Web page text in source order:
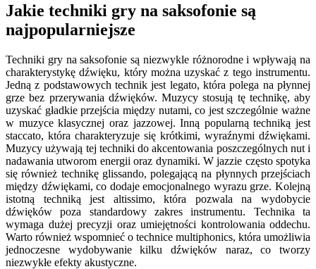
Jakie techniki gry na saksofonie są
najpopularniejsze
Techniki gry na saksofonie są niezwykle różnorodne i wpływają na
charakterystykę dźwięku, który można uzyskać z tego instrumentu.
Jedną z podstawowych technik jest legato, która polega na płynnej
grze bez przerywania dźwięków. Muzycy stosują tę technikę, aby
uzyskać gładkie przejścia między nutami, co jest szczególnie ważne
w muzyce klasycznej oraz jazzowej. Inną popularną techniką jest
staccato, która charakteryzuje się krótkimi, wyraźnymi dźwiękami.
Muzycy używają tej techniki do akcentowania poszczególnych nut i
nadawania utworom energii oraz dynamiki. W jazzie często spotyka
się również technikę glissando, polegającą na płynnych przejściach
między dźwiękami, co dodaje emocjonalnego wyrazu grze. Kolejną
istotną techniką jest altissimo, która pozwala na wydobycie
dźwięków poza standardowy zakres instrumentu. Technika ta
wymaga dużej precyzji oraz umiejętności kontrolowania oddechu.
Warto również wspomnieć o technice multiphonics, która umożliwia
jednoczesne wydobywanie kilku dźwięków naraz, co tworzy
niezwykłe efekty akustyczne.